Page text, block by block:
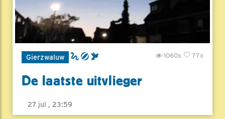
Gierzwaluw 77x
1060x
De laatste uitvlieger
27 jul , 23:59